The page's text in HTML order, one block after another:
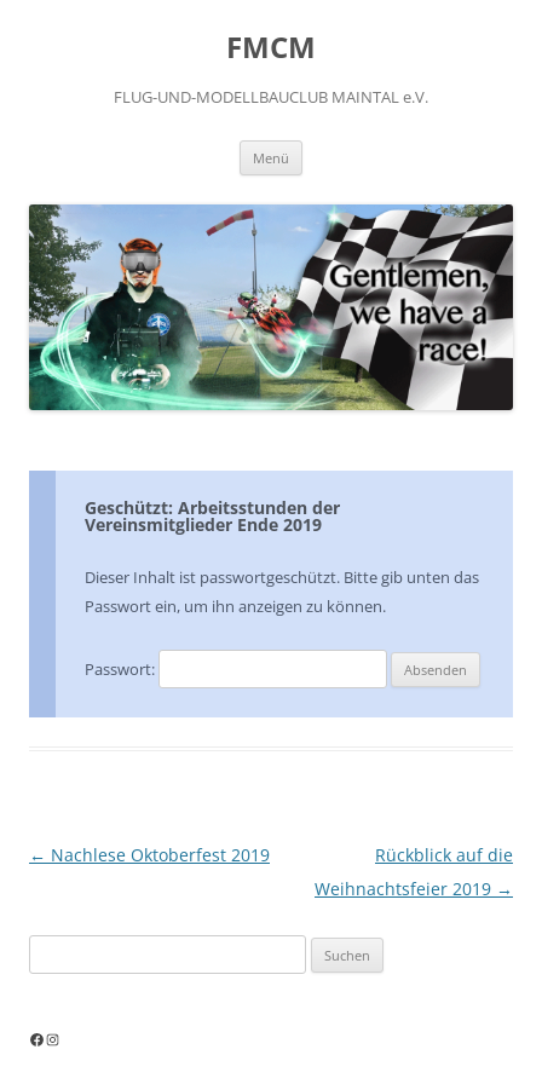
FMCM
FLUG-UND-MODELLBAUCLUB MAINTAL e.V.
Menü
Geschützt: Arbeitsstunden der
Vereinsmitglieder Ende 2019
Dieser Inhalt ist passwortgeschützt. Bitte gib unten das
Passwort ein, um ihn anzeigen zu können.
Passwort:
Beitragsnavigation
← Nachlese Oktoberfest 2019
Rückblick auf die
Weihnachtsfeier 2019 →
nach: